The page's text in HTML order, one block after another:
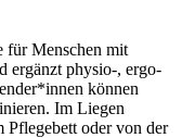
für Menschen mit
ergänzt physio-, ergo-
können
Im Liegen
oder von der